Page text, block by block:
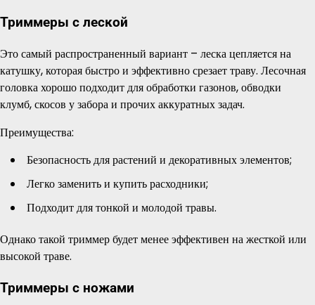
Триммеры с леской
Это самый распространенный вариант – леска цепляется на
катушку, которая быстро и эффективно срезает траву. Лесочная
головка хорошо подходит для обработки газонов, обводки
клумб, скосов у забора и прочих аккуратных задач.
Преимущества:
Безопасность для растений и декоративных элементов;
Легко заменить и купить расходники;
Подходит для тонкой и молодой травы.
Однако такой триммер будет менее эффективен на жесткой или
высокой траве.
Триммеры с ножами